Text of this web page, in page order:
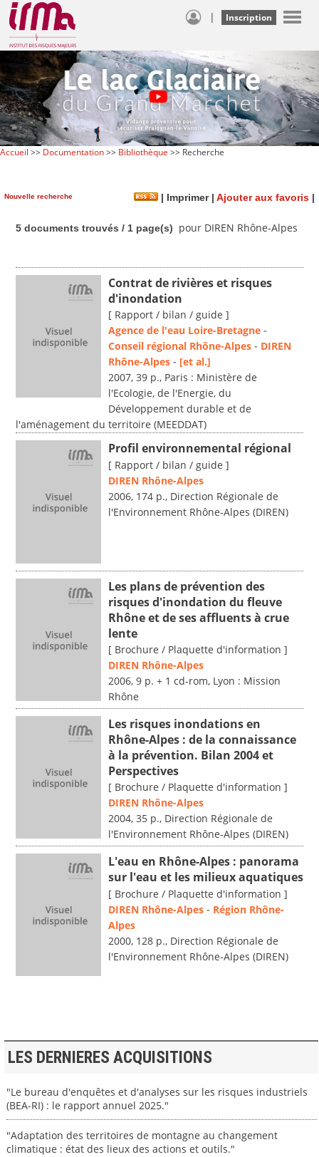
| Inscription
Accueil >> Documentation>> Bibliothèque >> Recherche
Nouvelle recherche | Imprimer| Ajouter aux favoris |
5 documents trouvés / 1 page(s) pour DIREN Rhône-Alpes
Contrat de rivières et risques
d'inondation
[ Rapport / bilan / guide ]
Agence de l'eau Loire-Bretagne -
Conseil régional Rhône-Alpes - DIREN
Rhône-Alpes - [et al.]
2007, 39 p., Paris : Ministère de
l'Ecologie, de l'Energie, du
Développement durable et de
l'aménagement du territoire (MEEDDAT)
Profil environnemental régional
[ Rapport / bilan / guide ]
DIREN Rhône-Alpes
2006, 174 p., Direction Régionale de
l'Environnement Rhône-Alpes (DIREN)
Les plans de prévention des
risques d'inondation du fleuve
Rhône et de ses affluents à crue
lente
[ Brochure / Plaquette d'information ]
DIREN Rhône-Alpes
2006, 9 p. + 1 cd-rom, Lyon : Mission
Rhône
Les risques inondations en
Rhône-Alpes : de la connaissance
à la prévention. Bilan 2004 et
Perspectives
[ Brochure / Plaquette d'information ]
DIREN Rhône-Alpes
2004, 35 p., Direction Régionale de
l'Environnement Rhône-Alpes (DIREN)
L'eau en Rhône-Alpes : panorama
sur l'eau et les milieux aquatiques
[ Brochure / Plaquette d'information ]
DIREN Rhône-Alpes - Région Rhône-
Alpes
2000, 128 p., Direction Régionale de
l'Environnement Rhône-Alpes (DIREN)
LES DERNIERES ACQUISITIONS
"Le bureau d'enquêtes et d'analyses sur les risques industriels
(BEA-RI) : le rapport annuel 2025."
"Adaptation des territoires de montagne au changement
climatique : état des lieux des actions et outils."